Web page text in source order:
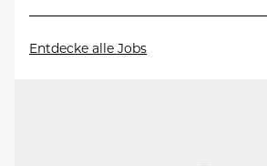
Entdecke alle Jobs